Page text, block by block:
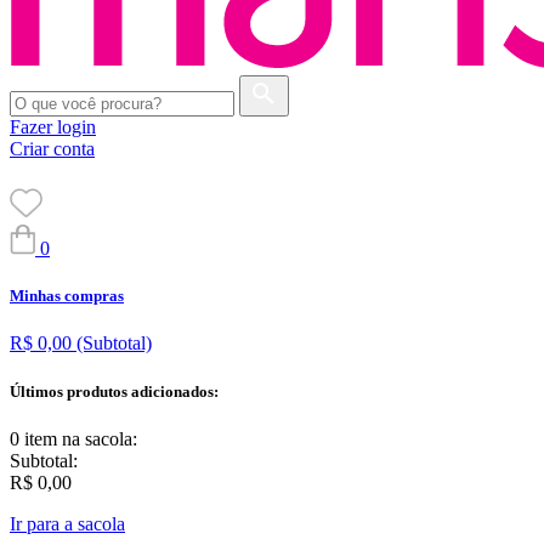
Fazer login
Criar conta
0
Minhas compras
R$ 0,00 (Subtotal)
Últimos produtos adicionados:
0 item na sacola:
Subtotal:
R$ 0,00
Ir para a sacola